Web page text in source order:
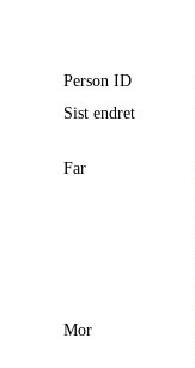
Person ID
Sist endret
Far
Mor